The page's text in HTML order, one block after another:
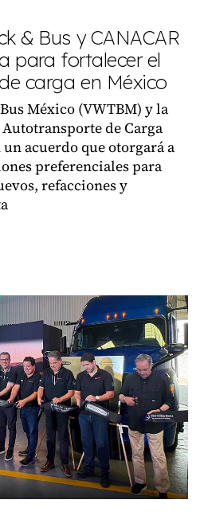
& Bus y CANACAR
para fortalecer el
carga en México
México (VWTBM) y la
de Carga
acuerdo que otorgará a
preferenciales para
refacciones y